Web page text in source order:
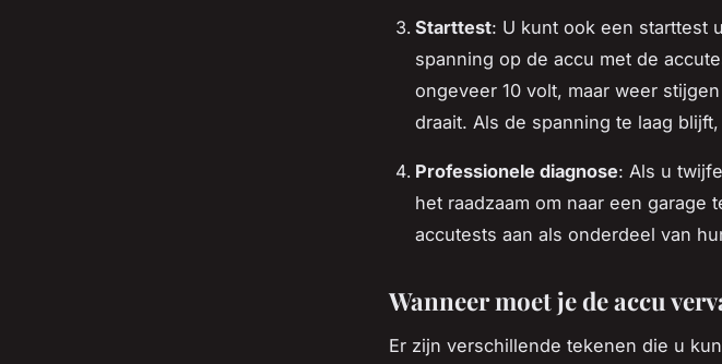
Starttest: U kunt ook een starttest
spanning op de accu met de
ongeveer 10 volt, maar weer
draait. Als de spanning te laag
Professionele diagnose: Als u
het raadzaam om naar een garage
accutests aan als onderdeel van
Wanneer moet je de accu
Er zijn verschillende tekenen die u